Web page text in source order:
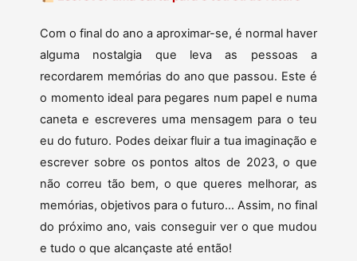
Com o final do ano a aproximar-se, é normal haver
alguma nostalgia que leva as pessoas a
recordarem memórias do ano que passou. Este é
o momento ideal para pegares num papel e numa
caneta e escreveres uma mensagem para o teu
eu do futuro. Podes deixar fluir a tua imaginação e
escrever sobre os pontos altos de 2023, o que
não correu tão bem, o que queres melhorar, as
memórias, objetivos para o futuro… Assim, no final
do próximo ano, vais conseguir ver o que mudou
e tudo o que alcançaste até então!